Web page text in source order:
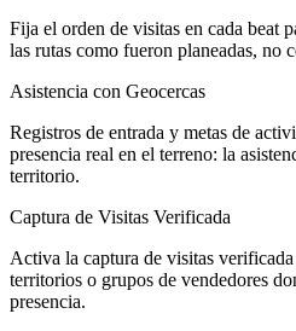
Fija el orden de visitas en cada beat
las rutas como fueron planeadas, no
Asistencia con Geocercas
Registros de entrada y metas de
presencia real en el terreno: la
territorio.
Captura de Visitas Verificada
Activa la captura de visitas
territorios o grupos de vendedores
presencia.